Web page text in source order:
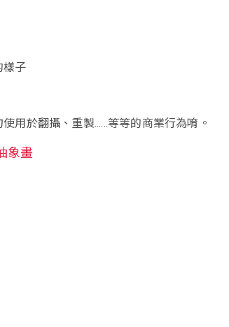
樣子
用於翻攝、重製......等等的商業行為唷。
象畫